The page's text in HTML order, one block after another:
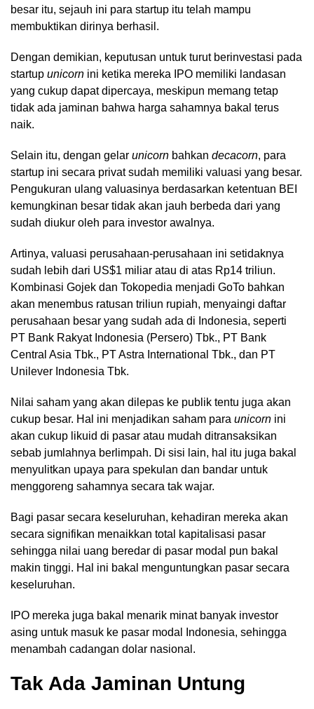
besar itu, sejauh ini para startup itu telah mampu
membuktikan dirinya berhasil.
Dengan demikian, keputusan untuk turut berinvestasi pada
startup unicorn ini ketika mereka IPO memiliki landasan
yang cukup dapat dipercaya, meskipun memang tetap
tidak ada jaminan bahwa harga sahamnya bakal terus
naik.
Selain itu, dengan gelar unicorn bahkan decacorn, para
startup ini secara privat sudah memiliki valuasi yang besar.
Pengukuran ulang valuasinya berdasarkan ketentuan BEI
kemungkinan besar tidak akan jauh berbeda dari yang
sudah diukur oleh para investor awalnya.
Artinya, valuasi perusahaan-perusahaan ini setidaknya
sudah lebih dari US$1 miliar atau di atas Rp14 triliun.
Kombinasi Gojek dan Tokopedia menjadi GoTo bahkan
akan menembus ratusan triliun rupiah, menyaingi daftar
perusahaan besar yang sudah ada di Indonesia, seperti
PT Bank Rakyat Indonesia (Persero) Tbk., PT Bank
Central Asia Tbk., PT Astra International Tbk., dan PT
Unilever Indonesia Tbk.
Nilai saham yang akan dilepas ke publik tentu juga akan
cukup besar. Hal ini menjadikan saham para unicorn ini
akan cukup likuid di pasar atau mudah ditransaksikan
sebab jumlahnya berlimpah. Di sisi lain, hal itu juga bakal
menyulitkan upaya para spekulan dan bandar untuk
menggoreng sahamnya secara tak wajar.
Bagi pasar secara keseluruhan, kehadiran mereka akan
secara signifikan menaikkan total kapitalisasi pasar
sehingga nilai uang beredar di pasar modal pun bakal
makin tinggi. Hal ini bakal menguntungkan pasar secara
keseluruhan.
IPO mereka juga bakal menarik minat banyak investor
asing untuk masuk ke pasar modal Indonesia, sehingga
menambah cadangan dolar nasional.
Tak Ada Jaminan Untung